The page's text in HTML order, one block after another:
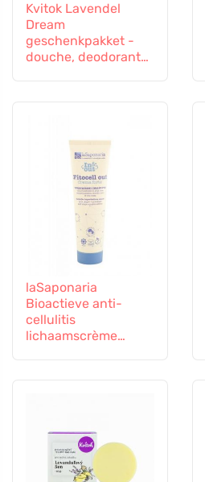
Kvitok Lavendel
Dream
geschenkpakket -
douche, deodorant
laSaponaria
Bioactieve anti-
cellulitis
lichaamscrème